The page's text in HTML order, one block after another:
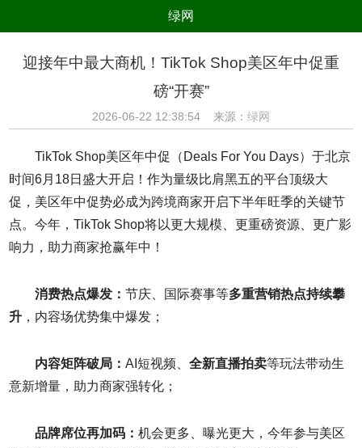
绿网
电器 数码
环境保护 节能减排 绿色产业 污染防治
迎接年中最大商机！TikTok Shop美区年中促重
磅“开赛”
2026-06-22 12:38:54 来源： 绿网
TikTok Shop美区年中促（Deals For You Days）于北京
时间6月18日盛大开启！作为量级比肩黑五的平台顶级大
促，美区年中促势必成为跨境商家开启下半年旺季的关键节
点。今年，TikTok Shop将以更大规模、更重磅资源、更广影
响力，助力商家抢赢年中！
消费热点爆发：节庆、国际赛事等多重营销热点持续攀
升 ，内容场优势集中爆发；
内容矩阵破局：AI短视频、全新直播拍卖等玩法带动生
意新增量，助力商家强转化；
品牌席位再加码：机会更多、曝光更大，今年参与美区